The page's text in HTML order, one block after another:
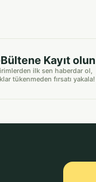
Kayıt olun
ilk sen haberdar ol,
tükenmeden fırsatı yakala!